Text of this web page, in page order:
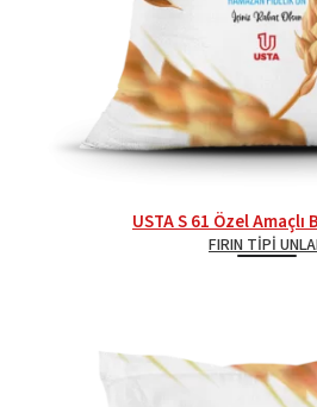
USTA S 61 Özel Amaçlı
FIRIN TIPI